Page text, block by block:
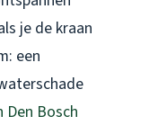
je de kraan
een
Bosch